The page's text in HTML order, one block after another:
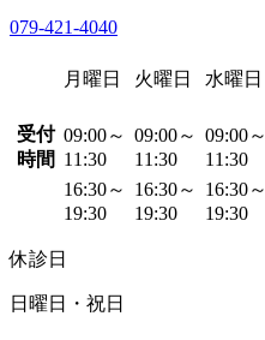
079-421-4040
月曜日 火曜日 水曜日
受付
時間
09:00～
11:30
09:00～
11:30
09:00～
11:30
16:30～
19:30
16:30～
19:30
16:30～
19:30
休診日
日曜日・祝日